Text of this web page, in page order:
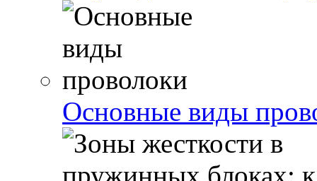
Основные виды